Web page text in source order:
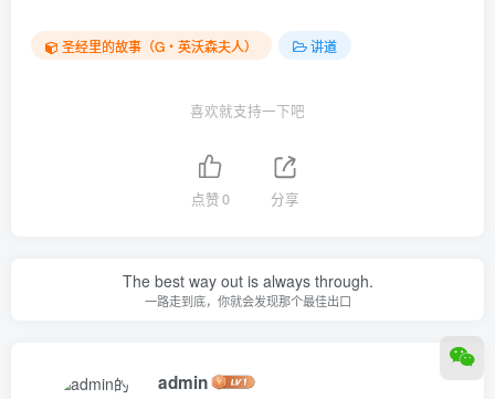
圣经里的故事（G‧英沃森夫人） 讲道
喜欢就支持一下吧
点赞0 分享
The best way out is always through.
一路走到底，你就会发现那个最佳出口
admin